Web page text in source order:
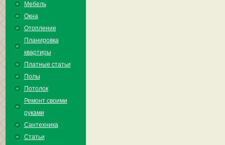
Мебель
Окна
Отопление
Планировка
квартиры
Платные статьи
Полы
Потолок
Ремонт своими
руками
Сантехника
Статьи